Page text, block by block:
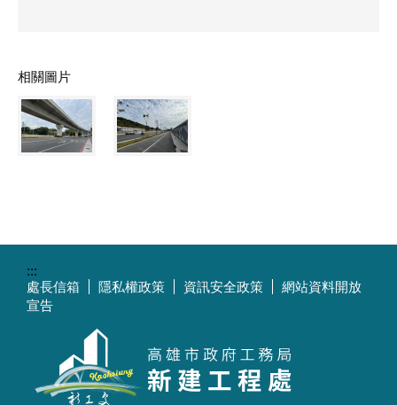
相關圖片
:::
處長信箱
隱私權政策 資訊安全政策
網站資料開放
宣告